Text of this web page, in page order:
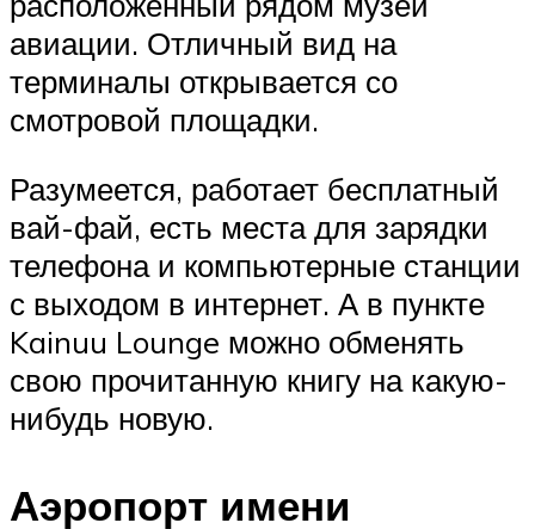
авиации. Отличный вид на
терминалы открывается со
смотровой площадки.
Разумеется, работает бесплатный
вай-фай, есть места для зарядки
телефона и компьютерные станции
с выходом в интернет. А в пункте
Kainuu Lounge можно обменять
свою прочитанную книгу на какую-
нибудь новую.
Аэропорт имени